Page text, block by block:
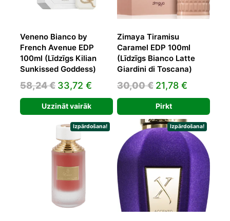
Veneno Bianco by
French Avenue EDP
100ml (Līdzīgs Kilian
Sunkissed Goddess)
58,24€ Original
price
was:
58,24 €.
33,72 € Current
price
is:
33,72 €.
Uzzināt vairāk
Zimaya Tiramisu
Caramel EDP 100ml
(Līdzīgs Bianco Latte
Giardini di Toscana)
30,00€ Original
price
was:
30,00 €.
21,78 €
price
is:
21,78 €.
Pirkt
Izpārdošana! Izpārdošana!